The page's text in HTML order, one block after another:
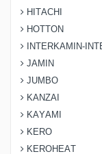
HITACHI
HOTTON
INTERKAMIN-
JAMIN
JUMBO
KANZAI
KAYAMI
KERO
KEROHEAT